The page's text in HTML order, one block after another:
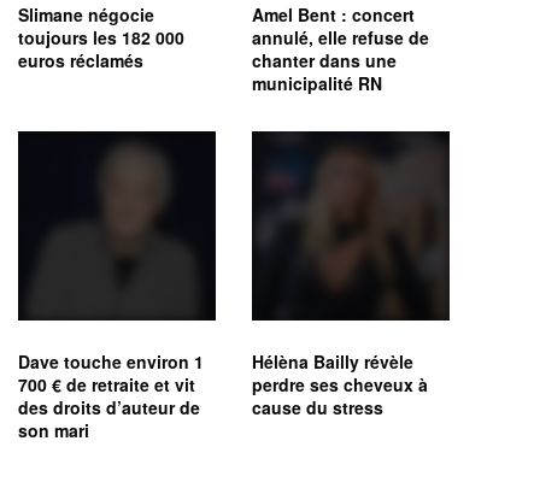
Slimane négocie
toujours les 182 000
euros réclamés
Amel Bent : concert
annulé, elle refuse de
chanter dans une
municipalité RN
Dave touche environ 1
700 € de retraite et vit
des droits d’auteur de
son mari
Hélèna Bailly révèle
perdre ses cheveux à
cause du stress